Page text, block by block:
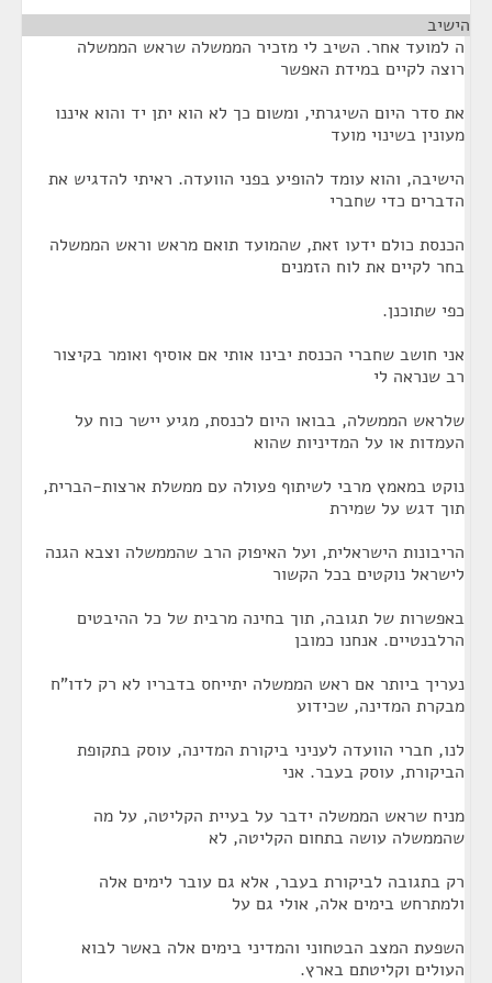
הישיב
ה למועד אחר. השיב לי מזכיר הממשלה שראש הממשלה
רוצה לקיים במידת האפשר
את סדר היום השיגרתי, ומשום כך לא הוא יתן יד והוא איננו
מעונין בשינוי מועד
הישיבה, והוא עומד להופיע בפני הוועדה. ראיתי להדגיש את
הדברים כדי שחברי
הכנסת כולם ידעו זאת, שהמועד תואם מראש וראש הממשלה
בחר לקיים את לוח הזמנים
כפי שתוכנן.
אני חושב שחברי הכנסת יבינו אותי אם אוסיף ואומר בקיצור
רב שנראה לי
שלראש הממשלה, בבואו היום לכנסת, מגיע יישר כוח על
העמדות או על המדיניות שהוא
נוקט במאמץ מרבי לשיתוף פעולה עם ממשלת ארצות-הברית,
תוך דגש על שמירת
הריבונות הישראלית, ועל האיפוק הרב שהממשלה וצבא הגנה
לישראל נוקטים בכל הקשור
באפשרות של תגובה, תוך בחינה מרבית של כל ההיבטים
הרלבנטיים. אנחנו כמובן
נעריך ביותר אם ראש הממשלה יתייחס בדבריו לא רק לדו"ח
מבקרת המדינה, שכידוע
לנו, חברי הוועדה לעניני ביקורת המדינה, עוסק בתקופת
הביקורת, עוסק בעבר. אני
מניח שראש הממשלה ידבר על בעיית הקליטה, על מה
שהממשלה עושה בתחום הקליטה, לא
רק בתגובה לביקורת בעבר, אלא גם עובר לימים אלה
ולמתרחש בימים אלה, אולי גם על
השפעת המצב הבטחוני והמדיני בימים אלה באשר לבוא
העולים וקליטתם בארץ.